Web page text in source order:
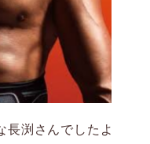
長渕さんでしたよ